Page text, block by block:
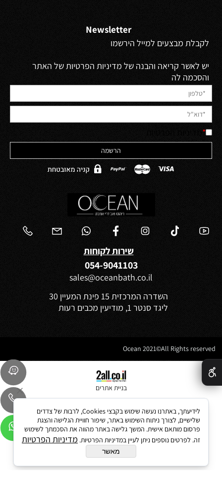
Newsletter
לקבלת מבצעים למייל הירשמו
יש לאשר קריאה והבנה של מדיניות הפרטיות של האתר
והסכמה לה
*
שירות לקוחות
054-9041103
sales@oceanbath.co.il
השדרה המרכזית 15 פינת המעיין 30
ליגד סנטר 1, מודיעין מכבים רעות
בניית אתרים
לידיעתך, באתרנו נעשה שימוש בקבצי Cookies, לרבות של צדדים
שלישיים, לצורך ניתוח השימוש באתר, שיפור חוויית הגלישה והצגת
פרסום מותאם אישית. המשך גלישה באתר מהווה את הסכמתך לשימוש
זה. לפרטים נוספים ניתן לעיין במדיניות הפרטיות. מדיניות הפרטיות
מאשר